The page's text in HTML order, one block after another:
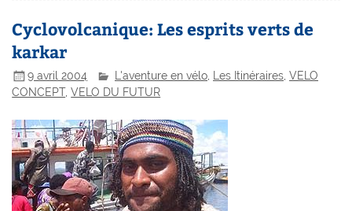
Cyclovolcanique: Les esprits verts de
karkar
9 avril 2004 L'aventure en vélo Les Itinéraires ,VELO
CONCEPT,VELO DU FUTUR